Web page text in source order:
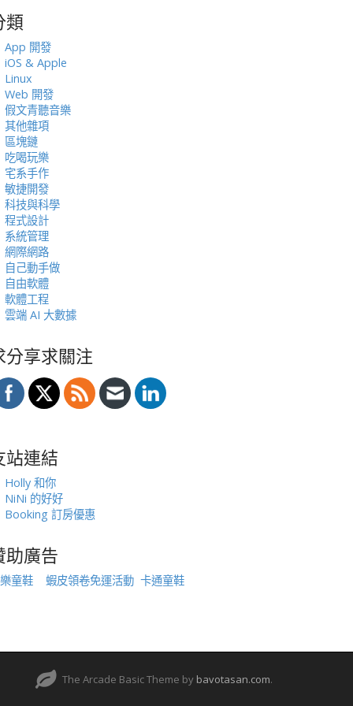
類
App 開發
iOS & Apple
Linux
Web 開發
假文青聽音樂
其他雜項
區塊鏈
吃喝玩樂
宅系手作
敏捷開發
科技與科學
程式設計
系統管理
網際網路
自己動手做
自由軟體
軟體工程
雲端 AI 大數據
分享求關注
站連結
Holly 和你
NiNi 的好好
Booking 訂房優惠
助廣告
童鞋 蝦皮領卷免運活動 卡通童鞋
The Arcade Basic Theme by bavotasan.com.